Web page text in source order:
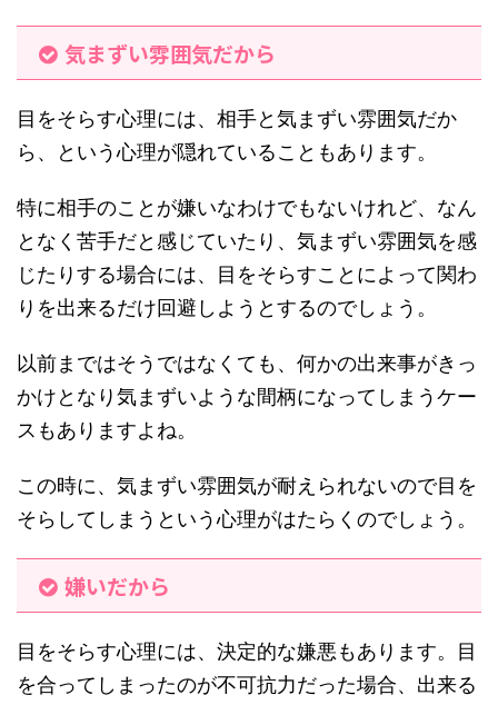
気まずい雰囲気だから
目をそらす心理には、相手と気まずい雰囲気だか
ら、という心理が隠れていることもあります。
特に相手のことが嫌いなわけでもないけれど、なん
となく苦手だと感じていたり、気まずい雰囲気を感
じたりする場合には、目をそらすことによって関わ
りを出来るだけ回避しようとするのでしょう。
以前まではそうではなくても、何かの出来事がきっ
かけとなり気まずいような間柄になってしまうケー
スもありますよね。
この時に、気まずい雰囲気が耐えられないので目を
そらしてしまうという心理がはたらくのでしょう。
嫌いだから
目をそらす心理には、決定的な嫌悪もあります。目
を合ってしまったのが不可抗力だった場合、出来る